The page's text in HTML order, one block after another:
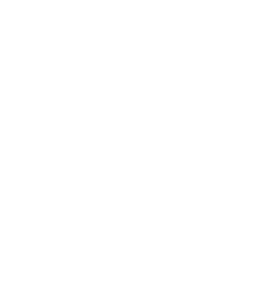
des
Verein vertreten
aus,
der
Vertretung des
der Verein nur